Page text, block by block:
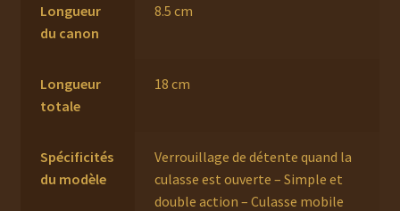
Longueur
du canon
8.5 cm
Longueur
totale
18 cm
Spécificités
du modèle
Verrouillage de détente quand la
culasse est ouverte – Simple et
double action – Culasse mobile